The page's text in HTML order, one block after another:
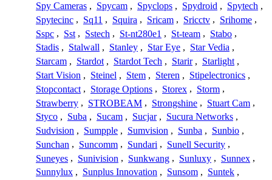
Spy Cameras , Spycam , Spyclops , Spydroid , Spytech ,
Spytecinc , Sq11 , Squira , Sricam , Sricctv , Srihome ,
Sspc , Sst , Sstech , St-nt280e1 , St-team , Stabo ,
Stadis , Stalwall , Stanley , Star Eye , Star Vedia ,
Starcam , Stardot , Stardot Tech , Starir , Starlight ,
Start Vision , Steinel , Stem , Steren , Stipelectronics ,
Stopcontact , Storage Options , Storex , Storm ,
Strawberry , STROBEAM , Strongshine , Stuart Cam ,
Styco , Suba , Sucam , Sucjar , Sucura Networks ,
Sudvision , Sumpple , Sumvision , Sunba , Sunbio ,
Sunchan , Suncomm , Sundari , Sunell Security ,
Suneyes , Sunivision , Sunkwang , Sunluxy , Sunnex ,
Sunnylux , Sunplus Innovation , Sunsom , Suntek ,